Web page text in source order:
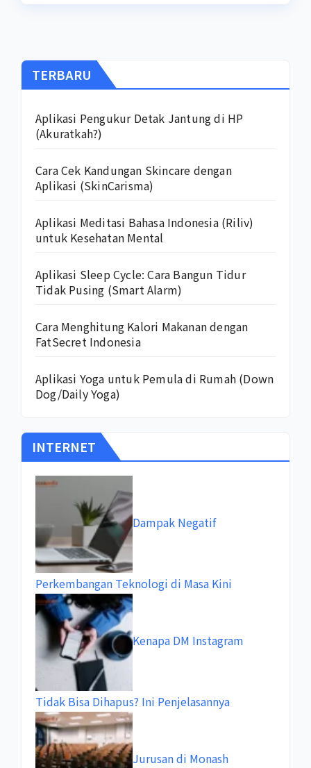
TERBARU
Aplikasi Pengukur Detak Jantung di HP
(Akuratkah?)
Cara Cek Kandungan Skincare dengan
Aplikasi (SkinCarisma)
Aplikasi Meditasi Bahasa Indonesia (Riliv)
untuk Kesehatan Mental
Aplikasi Sleep Cycle: Cara Bangun Tidur
Tidak Pusing (Smart Alarm)
Cara Menghitung Kalori Makanan dengan
FatSecret Indonesia
Aplikasi Yoga untuk Pemula di Rumah (Down
Dog/Daily Yoga)
INTERNET
Dampak Negatif
Perkembangan Teknologi di Masa Kini
Kenapa DM Instagram
Tidak Bisa Dihapus? Ini Penjelasannya
Jurusan di Monash